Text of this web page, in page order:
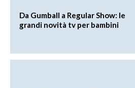
Da Gumball a Regular Show: le
grandi novità tv per bambini